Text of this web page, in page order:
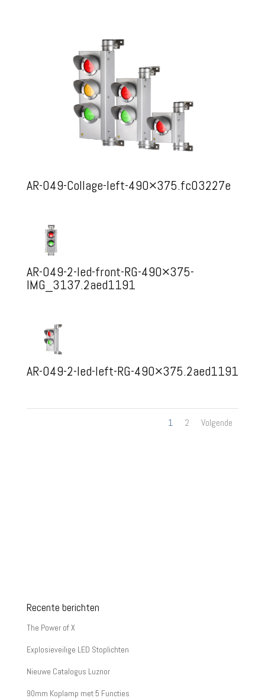
AR-049-Collage-left-490×375.fc03227e
AR-049-2-led-front-RG-490×375-
IMG_3137.2aed1191
AR-049-2-led-left-RG-490×375.2aed1191
1 2 Volgende
Recente berichten
The Power of X
Explosieveilige LED Stoplichten
Nieuwe Catalogus Luznor
90mm Koplamp met 5 Functies